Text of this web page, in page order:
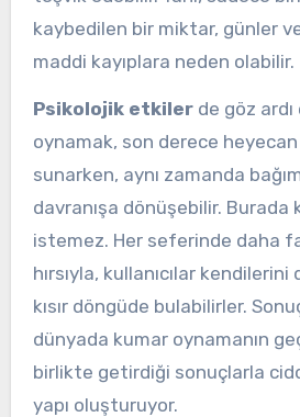
kaybedilen bir miktar, günler
maddi kayıplara neden olabilir.
Psikolojik etkilerde göz ardı
oynamak, son derece
sunarken, aynı zamanda
davranışa dönüşebilir.
istemez. Her seferinde daha
hırsıyla, kullanıcılar
kısır döngüde bulabilirler.
dünyada kumar oynamanın
birlikte getirdiği sonuçlarla
yapı oluşturuyor.